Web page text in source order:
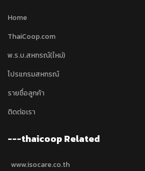
Home
ThaiCoop.com
พ.ร.บ.สหกรณ์(ใหม่)
โปรแกรมสหกรณ์
รายชื่อลูกค้า
ติดต่อเรา
---thaicoop Related
www.isocare.co.th